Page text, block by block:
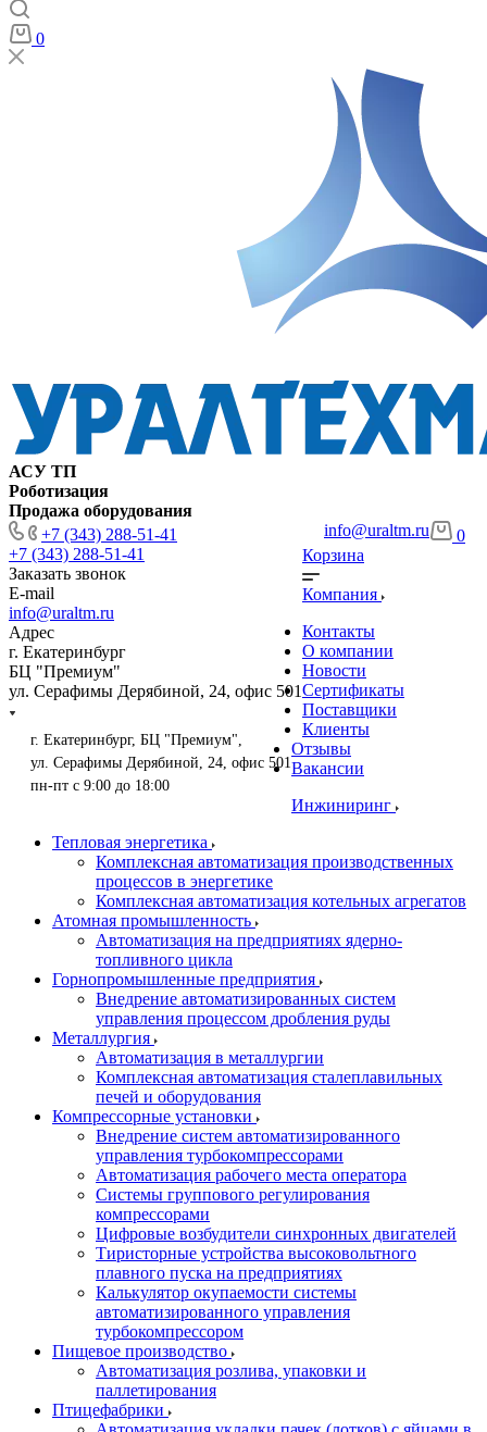
0
АСУ ТП
Роботизация
Продажа оборудования
+7 (343) 288-51-41
+7 (343) 288-51-41
Заказать звонок
E-mail
info@uraltm.ru
Адрес
г. Екатеринбург
БЦ "Премиум"
ул. Серафимы Дерябиной, 24, офис 501
info@uraltm.ru
г. Екатеринбург, БЦ "Премиум",
ул. Серафимы Дерябиной, 24, офис 501
пн-пт с 9:00 до 18:00
0
Корзина
Компания
Контакты
О компании
Новости
Сертификаты
Поставщики
Клиенты
Отзывы
Вакансии
Инжиниринг
Тепловая энергетика
Комплексная автоматизация производственных
процессов в энергетике
Комплексная автоматизация котельных агрегатов
Атомная промышленность
Автоматизация на предприятиях ядерно-
топливного цикла
Горнопромышленные предприятия
Внедрение автоматизированных систем
управления процессом дробления руды
Металлургия
Автоматизация в металлургии
Комплексная автоматизация сталеплавильных
печей и оборудования
Компрессорные установки
Внедрение систем автоматизированного
управления турбокомпрессорами
Автоматизация рабочего места оператора
Системы группового регулирования
компрессорами
Цифровые возбудители синхронных двигателей
Тиристорные устройства высоковольтного
плавного пуска на предприятиях
Калькулятор окупаемости системы
автоматизированного управления
турбокомпрессором
Пищевое производство
Автоматизация розлива, упаковки и
паллетирования
Птицефабрики